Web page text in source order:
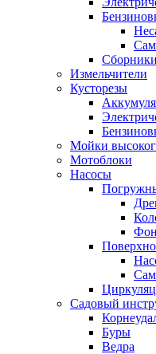
Измельчители
Кусторезы
Мойки
Мотоблоки
Насосы
Садовый
Буры
Ведра